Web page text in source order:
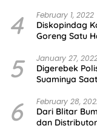
4 February 1, 2022
Diskopindag
Goreng Satu
5 January 27,
Digerebek
Suaminya
6 February 28,
Dari Blitar
dan